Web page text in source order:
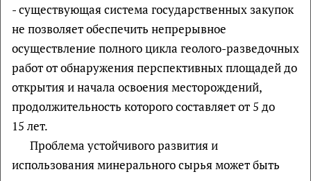
- существующая система государственных закупок
не позволяет обеспечить непрерывное
осуществление полного цикла геолого-разведочных
работ от обнаружения перспективных площадей до
открытия и начала освоения месторождений,
продолжительность которого составляет от 5 до
15 лет.
Проблема устойчивого развития и
использования минерального сырья может быть